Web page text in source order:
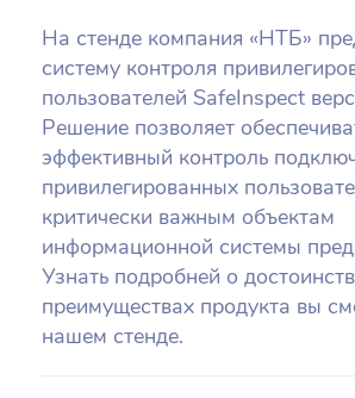
На стенде компания «НТБ»
систему контроля
пользователей SafeInspect
Решение позволяет
эффективный контроль
привилегированных
критически важным объектам
информационной системы
Узнать подробней о
преимуществах продукта вы
нашем стенде.